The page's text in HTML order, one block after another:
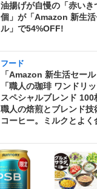
油揚げが自慢の「赤い
個」が「Amazon 新生
ル」で54%OFF!
フード
「Amazon 新生活セー
「職人の珈琲 ワンドリ
スペシャルブレンド
職人の焙煎とブレンド
コーヒー。ミルクとよ